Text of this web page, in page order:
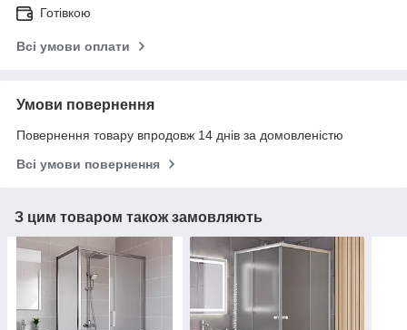
Готівкою
Всі умови оплати
Умови повернення
Повернення товару впродовж 14 днів за домовленістю
Всі умови повернення
З цим товаром також замовляють